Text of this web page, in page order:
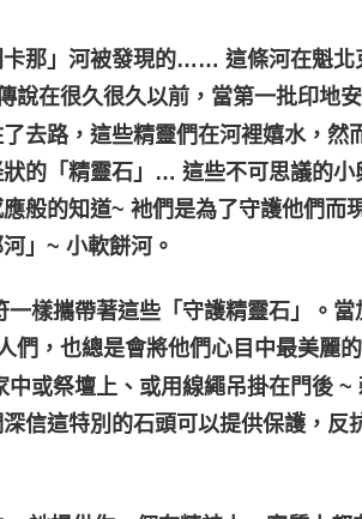
那」河被發現的…… 這條河在魁北
說在很久很久以前，當第一批印地
去路，這些精靈們在河裡嬉水，然
的「精靈石」… 這些不可思議的
般的知道~ 衪們是為了守護他們而
」~ 小軟餅河。
樣攜帶著這些「守護精靈石」。當
們，也總是會將他們心目中最美麗
或祭壇上、或用線繩吊掛在門後
信這特別的石頭可以提供保護，反